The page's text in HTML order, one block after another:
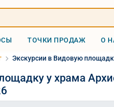
ТОЧКИ ПРОДАЖ О
Экскурсии в Видовую
у храма